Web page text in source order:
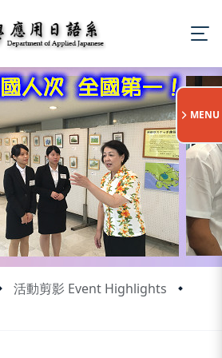
活動剪影 Event Highlights
MENU